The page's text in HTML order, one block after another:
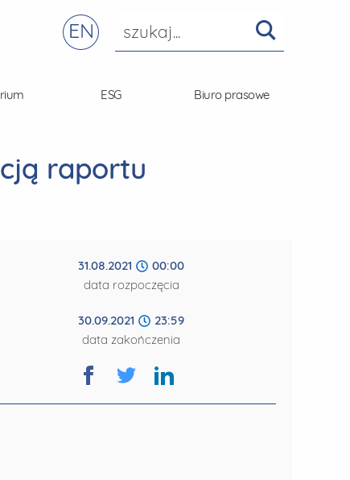
EN
ESG Biuro prasowe
raportu
31.08.2021
00:00
data rozpoczęcia
30.09.2021
23:59
data zakończenia